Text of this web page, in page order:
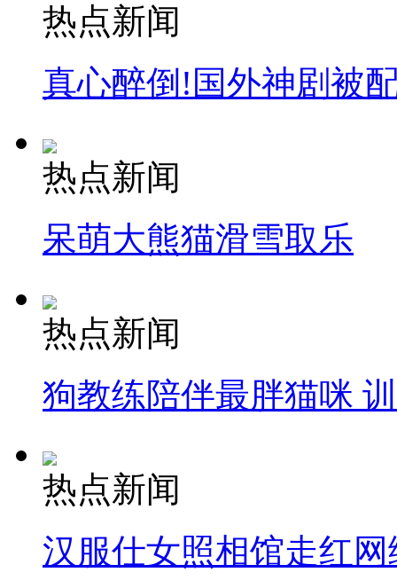
热点新闻
真心醉倒!国外神剧被
热点新闻
呆萌大熊猫滑雪取乐
热点新闻
狗教练陪伴最胖猫咪
热点新闻
汉服仕女照相馆走红网